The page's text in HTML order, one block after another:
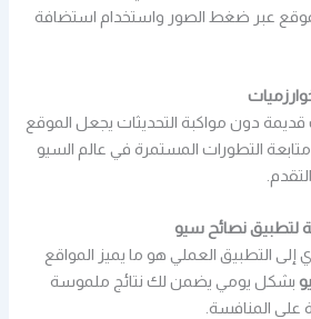
عبر ضغط الصور واستخدام استضافة
قديمة دون مواكبة التحديثات يجعل الموقع
متابعة التطورات المستمرة في عالم السيو
لتطبيق نصائح سيو
إلى التطبيق العملي هو ما يميز المواقع
بشكل يومي يضمن لك نتائج ملموسة
المنافسة.